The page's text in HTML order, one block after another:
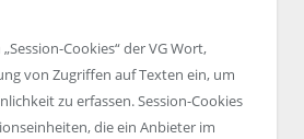
Cookies“ der VG Wort,
von Zugriffen auf Texten ein, um
zu erfassen. Session-Cookies
die ein Anbieter im